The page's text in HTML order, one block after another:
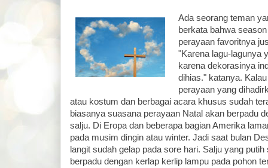
Ada seorang teman
berkata bahwa
perayaan favoritnya
"Karena lagu-lagunya
karena dekorasinya
dihias." katanya.
perayaan yang
atau kostum dan berbagai acara khusus sudah
biasanya suasana perayaan Natal akan berpadu
salju. Di Eropa dan beberapa bagian Amerika
pada musim dingin atau winter. Jadi saat bulan
langit sudah gelap pada sore hari. Salju yang
berpadu dengan kerlap kerlip lampu pada pohon